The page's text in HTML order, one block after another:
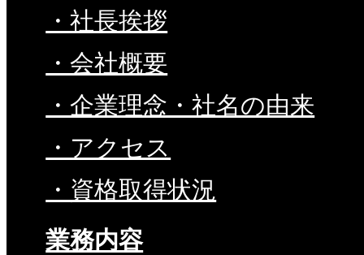
・社長挨拶
・会社概要
・企業理念・社名の由来
・アクセス
・資格取得状況
業務内容